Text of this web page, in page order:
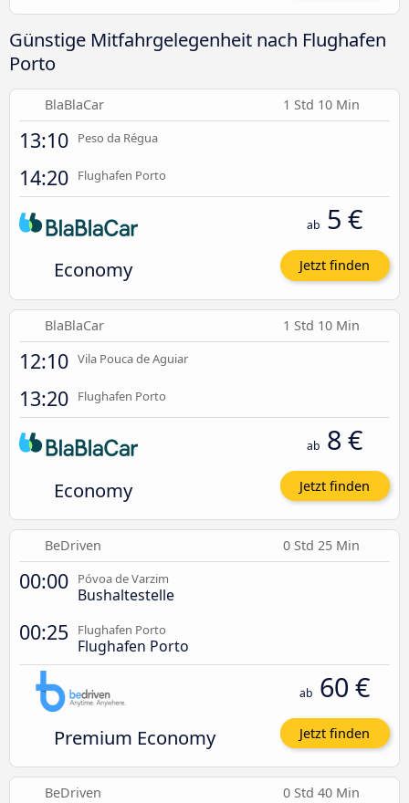
Günstige Mitfahrgelegenheit nach Flughafen
Porto
BlaBlaCar 1 Std 10 Min
13:10 Peso da Régua
14:20 Flughafen Porto
Economy
ab 5 €
Jetzt finden
BlaBlaCar 1 Std 10 Min
12:10 Vila Pouca de Aguiar
13:20 Flughafen Porto
Economy
ab 8 €
Jetzt finden
BeDriven 0 Std 25 Min
00:00 Póvoa de Varzim
Bushaltestelle
00:25 Flughafen Porto
Flughafen Porto
Premium Economy
ab 60 €
Jetzt finden
BeDriven 0 Std 40 Min